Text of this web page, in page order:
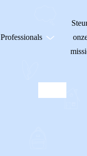
Professionals